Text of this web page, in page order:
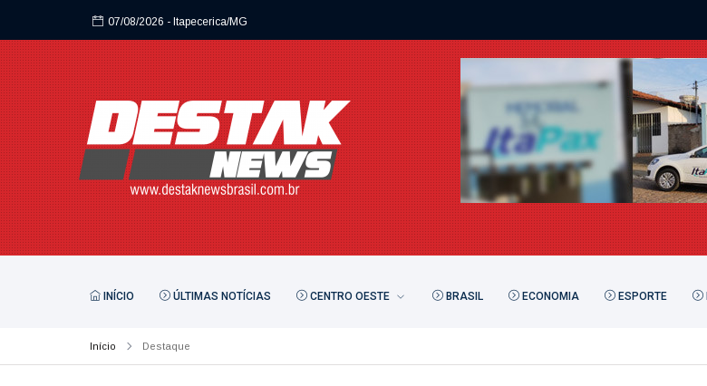
07/08/2026 - Itapecerica/MG
INÍCIO ÚLTIMAS NOTÍCIAS CENTRO OESTE BRASIL ECONOMIA ESPORTE
Início Destaque